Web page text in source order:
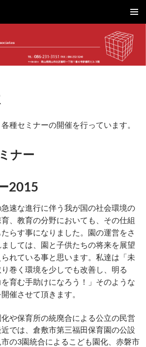
ニュー
種セミナーの開催を行っています。
ナー
2015
速な進行に伴う我が国の社会環境の
、教育の分野においても、その仕組
らす事になりました。園の運営をさ
しては、園と子供たちの将来を展望
れている事と思います。私達は「未
巻く環境を少しでも改善し、明る
育む手助けになろう！」そのような
催させて頂きます。
や保育所の統廃合による公立の民営
では、倉敷市第三福田保育園の公設
の3園統合によるこども園化、赤磐市